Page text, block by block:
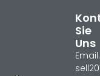
Sie
Uns
Email: